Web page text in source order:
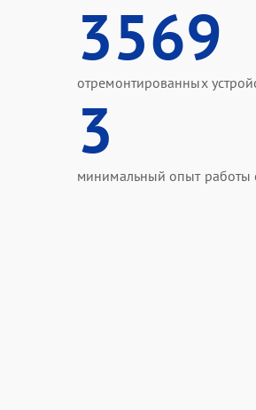
3569
отремонтированных
3
минимальный опыт работы